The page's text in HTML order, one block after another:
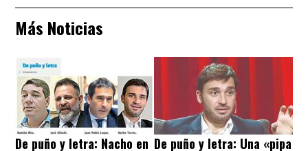
Más Noticias
De puño y letra: Nacho en De puño y letra: Una «pipa